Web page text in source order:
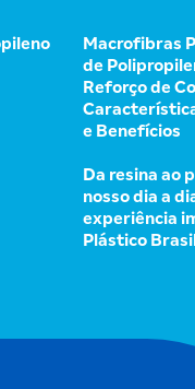
Macrofibras
de
Reforço de
e Benefícios
Da resina ao
nosso dia a
experiência
Plástico Brasil